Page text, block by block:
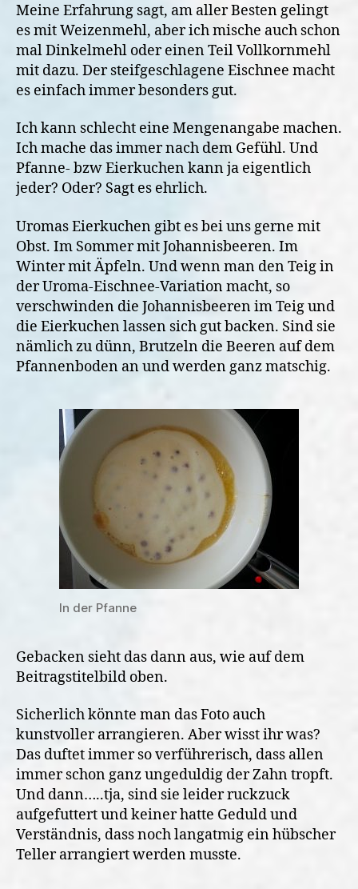
Meine Erfahrung sagt, am aller Besten gelingt
es mit Weizenmehl, aber ich mische auch schon
mal Dinkelmehl oder einen Teil Vollkornmehl
mit dazu. Der steifgeschlagene Eischnee macht
es einfach immer besonders gut.
Ich kann schlecht eine Mengenangabe machen.
Ich mache das immer nach dem Gefühl. Und
Pfanne- bzw Eierkuchen kann ja eigentlich
jeder? Oder? Sagt es ehrlich.
Uromas Eierkuchen gibt es bei uns gerne mit
Obst. Im Sommer mit Johannisbeeren. Im
Winter mit Äpfeln. Und wenn man den Teig in
der Uroma-Eischnee-Variation macht, so
verschwinden die Johannisbeeren im Teig und
die Eierkuchen lassen sich gut backen. Sind sie
nämlich zu dünn, Brutzeln die Beeren auf dem
Pfannenboden an und werden ganz matschig.
In der Pfanne
Gebacken sieht das dann aus, wie auf dem
Beitragstitelbild oben.
Sicherlich könnte man das Foto auch
kunstvoller arrangieren. Aber wisst ihr was?
Das duftet immer so verführerisch, dass allen
immer schon ganz ungeduldig der Zahn tropft.
Und dann…..tja, sind sie leider ruckzuck
aufgefuttert und keiner hatte Geduld und
Verständnis, dass noch langatmig ein hübscher
Teller arrangiert werden musste.